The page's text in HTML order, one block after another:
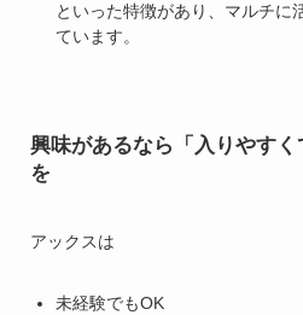
といった特徴があり、マルチに
ています。
興味があるなら「入りやす
を
アックスは
未経験でもOK